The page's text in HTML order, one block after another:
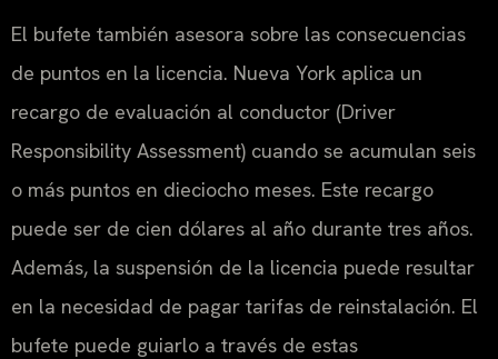
El bufete también asesora sobre las consecuencias
de puntos en la licencia. Nueva York aplica un
recargo de evaluación al conductor (Driver
Responsibility Assessment) cuando se acumulan seis
o más puntos en dieciocho meses. Este recargo
puede ser de cien dólares al año durante tres años.
Además, la suspensión de la licencia puede resultar
en la necesidad de pagar tarifas de reinstalación. El
bufete puede guiarlo a través de estas